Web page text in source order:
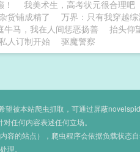
我美术生，高考状元很合理吧
货铺成精了 万界：只有我穿越综
牛马，我在人间惩恶扬善 抬头仰
人订制开始 驱魔警察
被本站爬虫抓取，可通过屏蔽
任何内容表述任何立场。
的站点），爬虫程序会依据负载状态自
理。